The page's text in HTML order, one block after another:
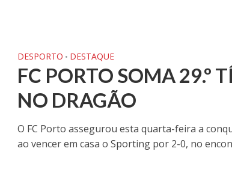
DESPORTO • DESTAQUE
FC PORTO SOMA 29.º
NO DRAGÃO
O FC Porto assegurou esta quarta-feira a
ao vencer em casa o Sporting por 2-0, no